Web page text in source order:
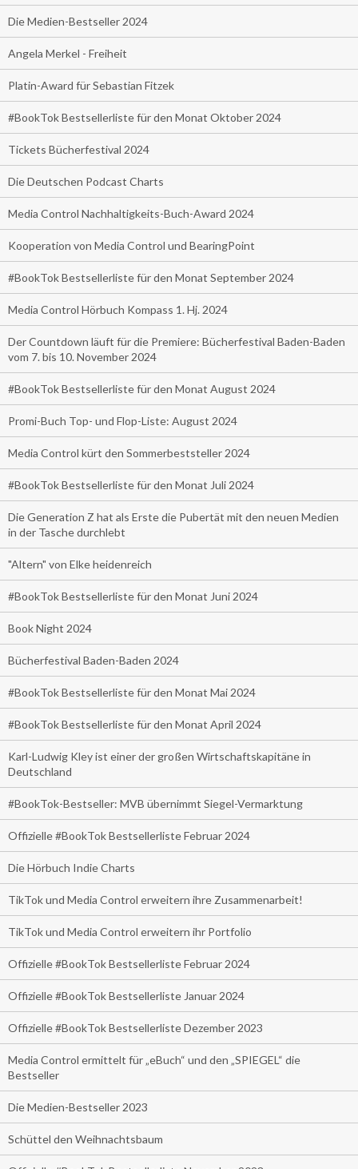
Die Medien-Bestseller 2024
Angela Merkel - Freiheit
Platin-Award für Sebastian Fitzek
#BookTok Bestsellerliste für den Monat Oktober 2024
Tickets Bücherfestival 2024
Die Deutschen Podcast Charts
Media Control Nachhaltigkeits-Buch-Award 2024
Kooperation von Media Control und BearingPoint
#BookTok Bestsellerliste für den Monat September 2024
Media Control Hörbuch Kompass 1. Hj. 2024
Der Countdown läuft für die Premiere: Bücherfestival Baden-Baden
vom 7. bis 10. November 2024
#BookTok Bestsellerliste für den Monat August 2024
Promi-Buch Top- und Flop-Liste: August 2024
Media Control kürt den Sommerbeststeller 2024
#BookTok Bestsellerliste für den Monat Juli 2024
Die Generation Z hat als Erste die Pubertät mit den neuen Medien
in der Tasche durchlebt
"Altern" von Elke heidenreich
#BookTok Bestsellerliste für den Monat Juni 2024
Book Night 2024
Bücherfestival Baden-Baden 2024
#BookTok Bestsellerliste für den Monat Mai 2024
#BookTok Bestsellerliste für den Monat April 2024
Karl-Ludwig Kley ist einer der großen Wirtschaftskapitäne in
Deutschland
#BookTok-Bestseller: MVB übernimmt Siegel-Vermarktung
Offizielle #BookTok Bestsellerliste Februar 2024
Die Hörbuch Indie Charts
TikTok und Media Control erweitern ihre Zusammenarbeit!
TikTok und Media Control erweitern ihr Portfolio
Offizielle #BookTok Bestsellerliste Februar 2024
Offizielle #BookTok Bestsellerliste Januar 2024
Offizielle #BookTok Bestsellerliste Dezember 2023
Media Control ermittelt für „eBuch“ und den „SPIEGEL“ die
Bestseller
Die Medien-Bestseller 2023
Schüttel den Weihnachtsbaum